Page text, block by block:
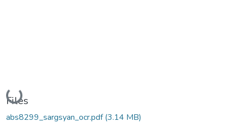
Loading...
Files
abs8299_sargsyan_ocr.pdf(3.14 MB)